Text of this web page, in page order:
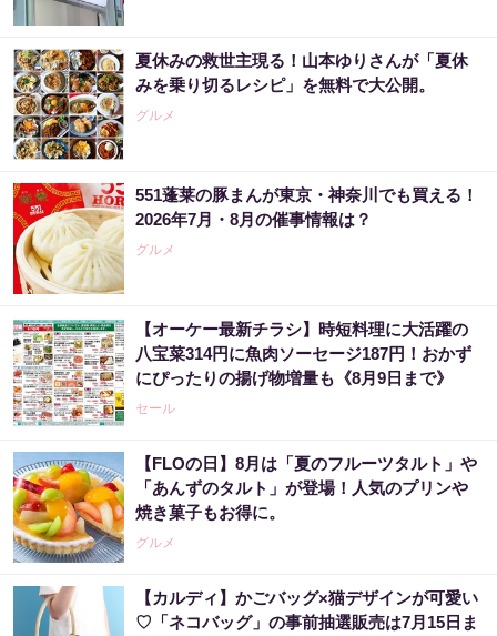
夏休みの救世主現る！山本ゆりさんが「夏休
みを乗り切るレシピ」を無料で大公開。
グルメ
551蓬莱の豚まんが東京・神奈川でも買える！
2026年7月・8月の催事情報は？
グルメ
【オーケー最新チラシ】時短料理に大活躍の
八宝菜314円に魚肉ソーセージ187円！おかず
にぴったりの揚げ物増量も《8月9日まで》
セール
【FLOの日】8月は「夏のフルーツタルト」や
「あんずのタルト」が登場！人気のプリンや
焼き菓子もお得に。
グルメ
【カルディ】かごバッグ×猫デザインが可愛い
♡「ネコバッグ」の事前抽選販売は7月15日ま